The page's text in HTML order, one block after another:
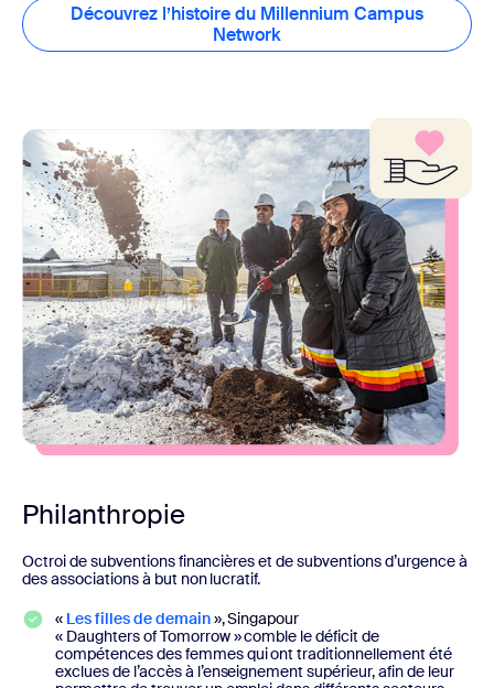
Découvrez l’histoire du Millennium Campus
Network Découvrez l’histoire du
Philanthropie
Octroi de subventions financières et de subventions d’urgence à
des associations à but non lucratif.
« Les filles de demain», Singapour
« Daughters of Tomorrow » comble le déficit de
compétences des femmes qui ont traditionnellement été
exclues de l’accès à l’enseignement supérieur, afin de leur